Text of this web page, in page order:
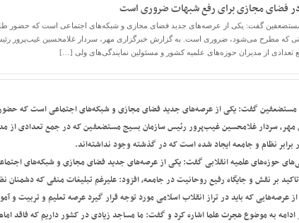
فضای مجازی برای رفع شبهات ضروری است
گفت: یکی از عرصه‌های جدید فضای مجازی و شبکه‌های اجتماعی است که حضور
که مطرح می‌شود، ضروری است. به گزارش خبرگزاری مهر، سردار غلامحسین غیب‌پرور
از مدیران حوزه‌های علمیه کشور و مسئولین نمایندگی‌های ولی […]
مستضعفین گفت: یکی از عرصه‌های جدید فضای مجازی و شبکه‌های اجتماعی است که
مهر، سردار غلامحسین غیب‌پرور رئیس سازمان بسیج مستضعفین که در جمع تعدادی از
نظام و جامعه ایجاد شده است که در گذشته وجود نداشته‌اند.
حوزه‌های علمیه انقلابی گفت: یکی از عرصه‌های جدید فضای مجازی و شبکه‌های
بر نقش و جایگاه رفیع روحانیت در جامعه، افزود: علیرغم تبلیغات منفی که دشمنان
عرصه‌هایی که باید در تراز انقلاب اسلامی مورد توجه قرار گیرد عرصه تعلیم و
به موضوع هجرت علما اشاره کرد و گفت: ما مساجد زیادی در کشور داریم که فاقد